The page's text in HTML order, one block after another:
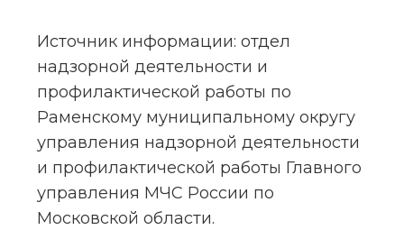
Источник информации: отдел
надзорной деятельности и
профилактической работы по
Раменскому муниципальному округу
управления надзорной деятельности
и профилактической работы Главного
управления МЧС России по
Московской области.